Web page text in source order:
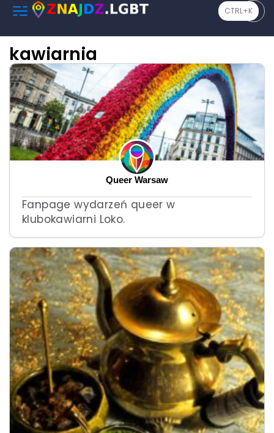
CTRL+K
kawiarnia
Queer Warsaw
Fanpage wydarzeń queer w
klubokawiarni Loko.